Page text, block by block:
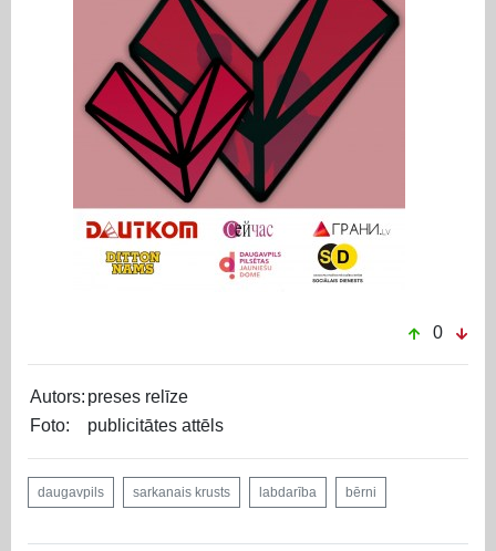
0
Autors: preses relīze
Foto:
publicitātes attēls
daugavpils sarkanais krusts labdarība bērni